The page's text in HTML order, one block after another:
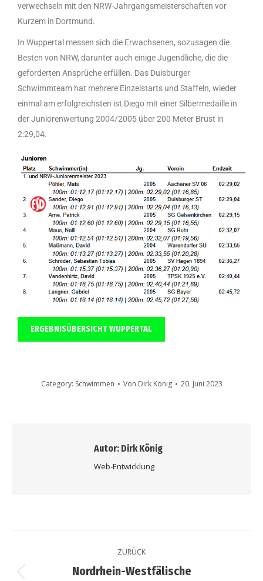
verwechseln mit den NRW-Jahrgangsmeisterschaften vor
Kurzem in Dortmund.
In Wuppertal messen sich die Erwachsenen, sozusagen die
Besten von NRW, darunter auch einige Jugendliche, die die
geforderten Ansprüche erfüllen. Das Duisburger
Schwimmteam hat mehrere Einzelstarts und Staffeln, wieder
einmal am erfolgreichsten ist Diego mit einer Silbermedaille in
der Juniorenwertung 2004/2005 über 200 Meter Brust in
2:29,04.
ERGEBNISÜBERSICHT WUPPERTAL
Category: Schwimmen Von Dirk König 20. Juni 2023
Autor: Dirk König
Web-Entwicklung
ZURÜCK
Nordrhein-Westfälische